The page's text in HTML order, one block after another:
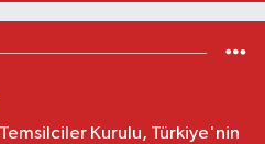
Temsilciler Kurulu, Türkiye'nin